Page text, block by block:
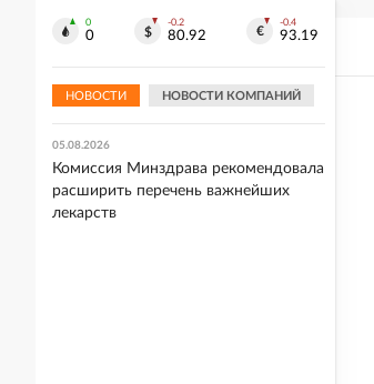
0
0
-0.2
80.92
-0.4
93.19
НОВОСТИ НОВОСТИ КОМПАНИЙ
05.08.2026
Киеву
05.08.2026
Комиссия Минздрава рекомендовала
расширить перечень важнейших
лекарств